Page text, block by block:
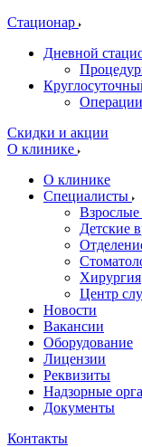
Стационар
Дневной
Операции
Скидки и акции
О клинике
О клинике
Специалисты
Взрослые
Детские
Хирургия
Центр
Новости
Вакансии
Оборудование
Лицензии
Реквизиты
Надзорные
Документы
Контакты